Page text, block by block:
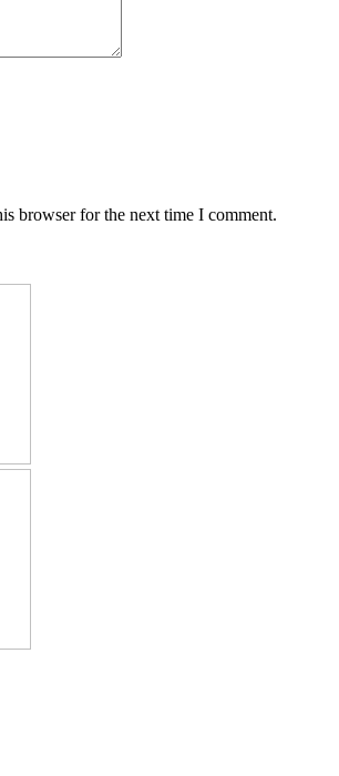
browser for the next time I comment.